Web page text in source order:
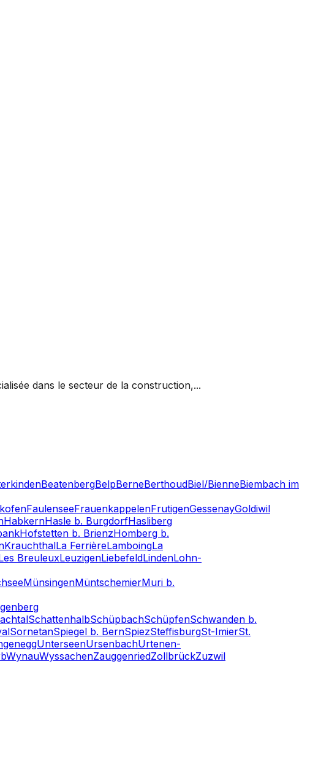
dans le secteur de la construction,...
BeatenbergBelpBerneBerthoudBiel/BienneBiembach im
FaulenseeFrauenkappelenFrutigenGessenayGoldiwil
HabkernHasle b. BurgdorfHasliberg
Hofstetten b. BrienzHomberg b.
KrauchthalLa FerrièreLamboingLa
BreuleuxLeuzigenLiebefeldLindenLohn-
MünsingenMüntschemierMuri b.
SchattenhalbSchüpbachSchüpfenSchwanden b.
SornetanSpiegel b. BernSpiezSteffisburgSt-ImierSt.
UnterseenUrsenbachUrtenen-
WynauWyssachenZauggenriedZollbrückZuzwil